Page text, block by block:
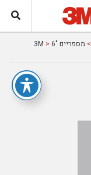
> מספריים "6 3M
>